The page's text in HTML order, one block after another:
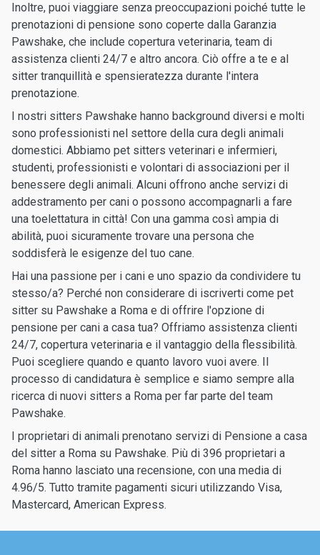
Inoltre, puoi viaggiare senza preoccupazioni poiché tutte le
prenotazioni di pensione sono coperte dalla Garanzia
Pawshake, che include copertura veterinaria, team di
assistenza clienti 24/7 e altro ancora. Ciò offre a te e al
sitter tranquillità e spensieratezza durante l'intera
prenotazione.
I nostri sitters Pawshake hanno background diversi e molti
sono professionisti nel settore della cura degli animali
domestici. Abbiamo pet sitters veterinari e infermieri,
studenti, professionisti e volontari di associazioni per il
benessere degli animali. Alcuni offrono anche servizi di
addestramento per cani o possono accompagnarli a fare
una toelettatura in città! Con una gamma così ampia di
abilità, puoi sicuramente trovare una persona che
soddisferà le esigenze del tuo cane.
Hai una passione per i cani e uno spazio da condividere tu
stesso/a? Perché non considerare di iscriverti come pet
sitter su Pawshake a Roma e di offrire l'opzione di
pensione per cani a casa tua? Offriamo assistenza clienti
24/7, copertura veterinaria e il vantaggio della flessibilità.
Puoi scegliere quando e quanto lavoro vuoi avere. Il
processo di candidatura è semplice e siamo sempre alla
ricerca di nuovi sitters a Roma per far parte del team
Pawshake.
I proprietari di animali prenotano servizi di Pensione a casa
del sitter a Roma su Pawshake. Più di 396 proprietari a
Roma hanno lasciato una recensione, con una media di
4.96/5. Tutto tramite pagamenti sicuri utilizzando Visa,
Mastercard, American Express.